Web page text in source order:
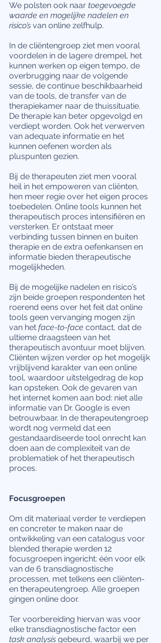
We polsten ook naar toegevoegde
waarde en mogelijke nadelen en
risico’s van online zelfhulp.
In de cliëntengroep ziet men vooral
voordelen in de lagere drempel, het
kunnen werken op eigen tempo, de
overbrugging naar de volgende
sessie, de continue beschikbaarheid
van de tools, de transfer van de
therapiekamer naar de thuissituatie.
De therapie kan beter opgevolgd en
verdiept worden. Ook het verwerven
van adequate informatie en het
kunnen oefenen worden als
pluspunten gezien.
Bij de therapeuten ziet men vooral
heil in het empoweren van cliënten,
hen meer regie over het eigen proces
toebedelen. Online tools kunnen het
therapeutisch proces intensifiëren en
versterken. Er ontstaat meer
verbinding tussen binnen en buiten
therapie en de extra oefenkansen en
informatie bieden therapeutische
mogelijkheden.
Bij de mogelijke nadelen en risico’s
zijn beide groepen respondenten het
roerend eens over het feit dat online
tools geen vervanging mogen zijn
van het face-to-face contact, dat de
ultieme draagsteen van het
therapeutisch avontuur moet blijven.
Cliënten wijzen verder op het mogelijk
vrijblijvend karakter van een online
tool, waardoor uitstelgedrag de kop
kan opsteken. Ook de gevaren van
het internet komen aan bod: niet alle
informatie van Dr. Google is even
betrouwbaar. In de therapeutengroep
wordt nog vermeld dat een
gestandaardiseerde tool onrecht kan
doen aan de complexiteit van de
problematiek of het therapeutisch
proces.
Focusgroepen
Om dit materiaal verder te verdiepen
en concreter te maken naar de
ontwikkeling van een catalogus voor
blended therapie werden 12
focusgroepen ingericht: één voor elk
van de 6 transdiagnostische
processen, met telkens een cliënten-
en therapeutengroep. Alle groepen
gingen online door.
Ter voorbereiding hiervan was voor
elke transdiagnostische factor een
task analysis gebeurd, waarbij we per